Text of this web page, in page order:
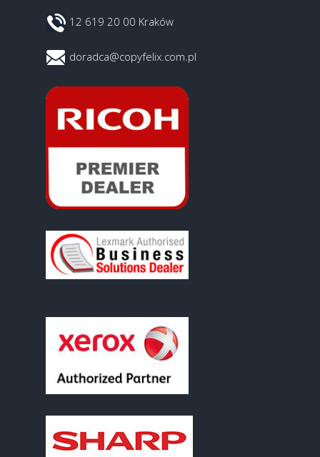
12 619 20 00 Kraków
doradca@copyfelix.com.pl